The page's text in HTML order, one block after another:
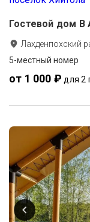
Гостевой дом В
Лахденпохский
5-местный номер
от 1 000 ₽ для 2